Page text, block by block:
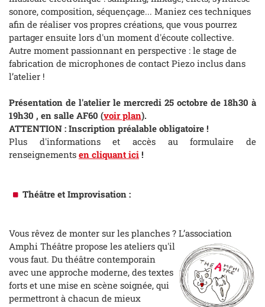
sonore, composition, séquençage... Maniez ces techniques
afin de réaliser vos propres créations, que vous pourrez
partager ensuite lors d'un moment d'écoute collective.
Autre moment passionnant en perspective : le stage de
fabrication de microphones de contact Piezo inclus dans
l’atelier !
Présentation de l'atelier le mercredi 25 octobre de 18h30 à
19h30 , en salle AF60 (voir plan).
ATTENTION : Inscription préalable obligatoire !
Plus d'informations et accès au formulaire de
renseignements en cliquant ici !
Théâtre et Improvisation :
Vous rêvez de monter sur les planches ? L’association
Amphi Théâtre propose les ateliers qu'il
vous faut. Du théâtre contemporain
avec une approche moderne, des textes
forts et une mise en scène soignée, qui
permettront à chacun de mieux